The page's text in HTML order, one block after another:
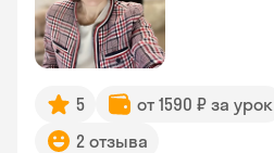
5 от 1590 ₽ за урок
2 отзыва